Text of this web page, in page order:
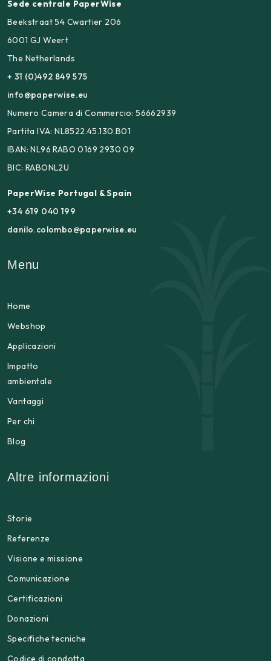
Sede centrale PaperWise
Beekstraat 54 Cwartier 206
6001 GJ Weert
The Netherlands
+ 31 (0)492 849 575
info@paperwise.eu
Numero Camera di Commercio: 56662939
Partita IVA: NL8522.45.130.B01
IBAN: NL96 RABO 0169 2930 09
BIC: RABONL2U
PaperWise Portugal & Spain
+34 619 040 199
danilo.colombo@paperwise.eu
Menu
Home
Webshop
Applicazioni
Impatto
ambientale
Vantaggi
Per chi
Blog
Altre informazioni
Storie
Referenze
Visione e missione
Comunicazione
Certificazioni
Donazioni
Specifiche tecniche
Codice di condotta